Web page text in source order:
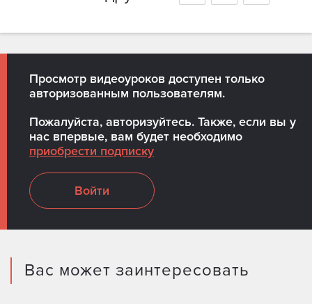
оформленной подпиской.
Просмотр видеоуроков доступен только
авторизованным пользователям.
Пожалуйста, авторизуйтесь. Также, если вы у
нас впервые, вам будет необходимо
приобрести подписку
Войти
Вас может заинтересовать